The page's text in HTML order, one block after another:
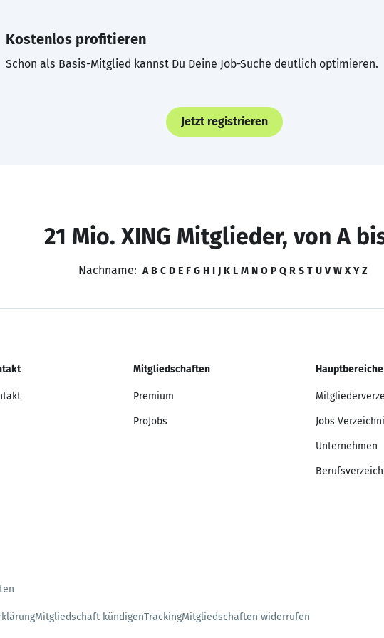
Kostenlos profitieren
Schon als Basis-Mitglied kannst Du Deine Job-Suche deutlich optimieren.
Jetzt registrieren
21 Mio. XING Mitglieder, von A
Nachname: A B C D E F G H I J K L M N O P Q R S T U V W X Y Z
Mitgliedschaften
Premium
ProJobs
Hauptbereiche
Jobs
Unternehmen
Mitgliedschaft kündigenTrackingMitgliedschaften widerrufen